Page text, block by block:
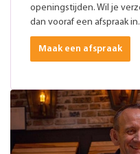
openingstijden. Wil je
dan vooraf een afspraak in.
Maak een afspraak